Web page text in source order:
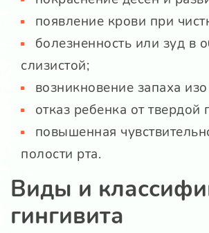
появление крови при
болезненность или зуд в
слизистой;
возникновение запаха
отказ ребенка от твердой
повышенная
полости рта.
Виды и
гингивита